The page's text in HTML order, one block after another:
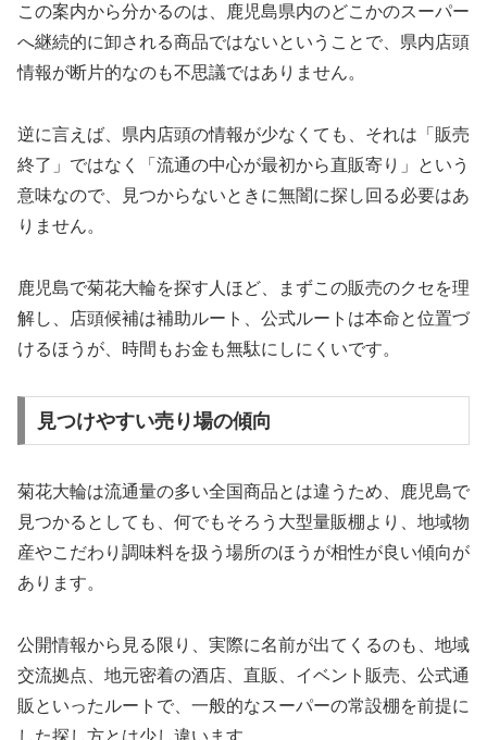
この案内から分かるのは、鹿児島県内のどこかのスーパー
へ継続的に卸される商品ではないということで、県内店頭
情報が断片的なのも不思議ではありません。
逆に言えば、県内店頭の情報が少なくても、それは「販売
終了」ではなく「流通の中心が最初から直販寄り」という
意味なので、見つからないときに無闇に探し回る必要はあ
りません。
鹿児島で菊花大輪を探す人ほど、まずこの販売のクセを理
解し、店頭候補は補助ルート、公式ルートは本命と位置づ
けるほうが、時間もお金も無駄にしにくいです。
見つけやすい売り場の傾向
菊花大輪は流通量の多い全国商品とは違うため、鹿児島で
見つかるとしても、何でもそろう大型量販棚より、地域物
産やこだわり調味料を扱う場所のほうが相性が良い傾向が
あります。
公開情報から見る限り、実際に名前が出てくるのも、地域
交流拠点、地元密着の酒店、直販、イベント販売、公式通
販といったルートで、一般的なスーパーの常設棚を前提に